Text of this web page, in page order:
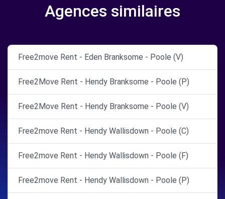
Agences similaires
Free2move Rent - Eden Branksome - Poole (V)
Free2Move Rent - Hendy Branksome - Poole (P)
Free2Move Rent - Hendy Branksome - Poole (V)
Free2move Rent - Hendy Wallisdown - Poole (C)
Free2move Rent - Hendy Wallisdown - Poole (F)
Free2move Rent - Hendy Wallisdown - Poole (P)